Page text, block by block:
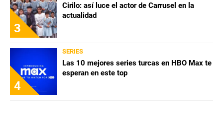
3
Cirilo: así luce el actor de Carrusel en la
actualidad
4
SERIES
Las 10 mejores series turcas en HBO Max te
esperan en este top